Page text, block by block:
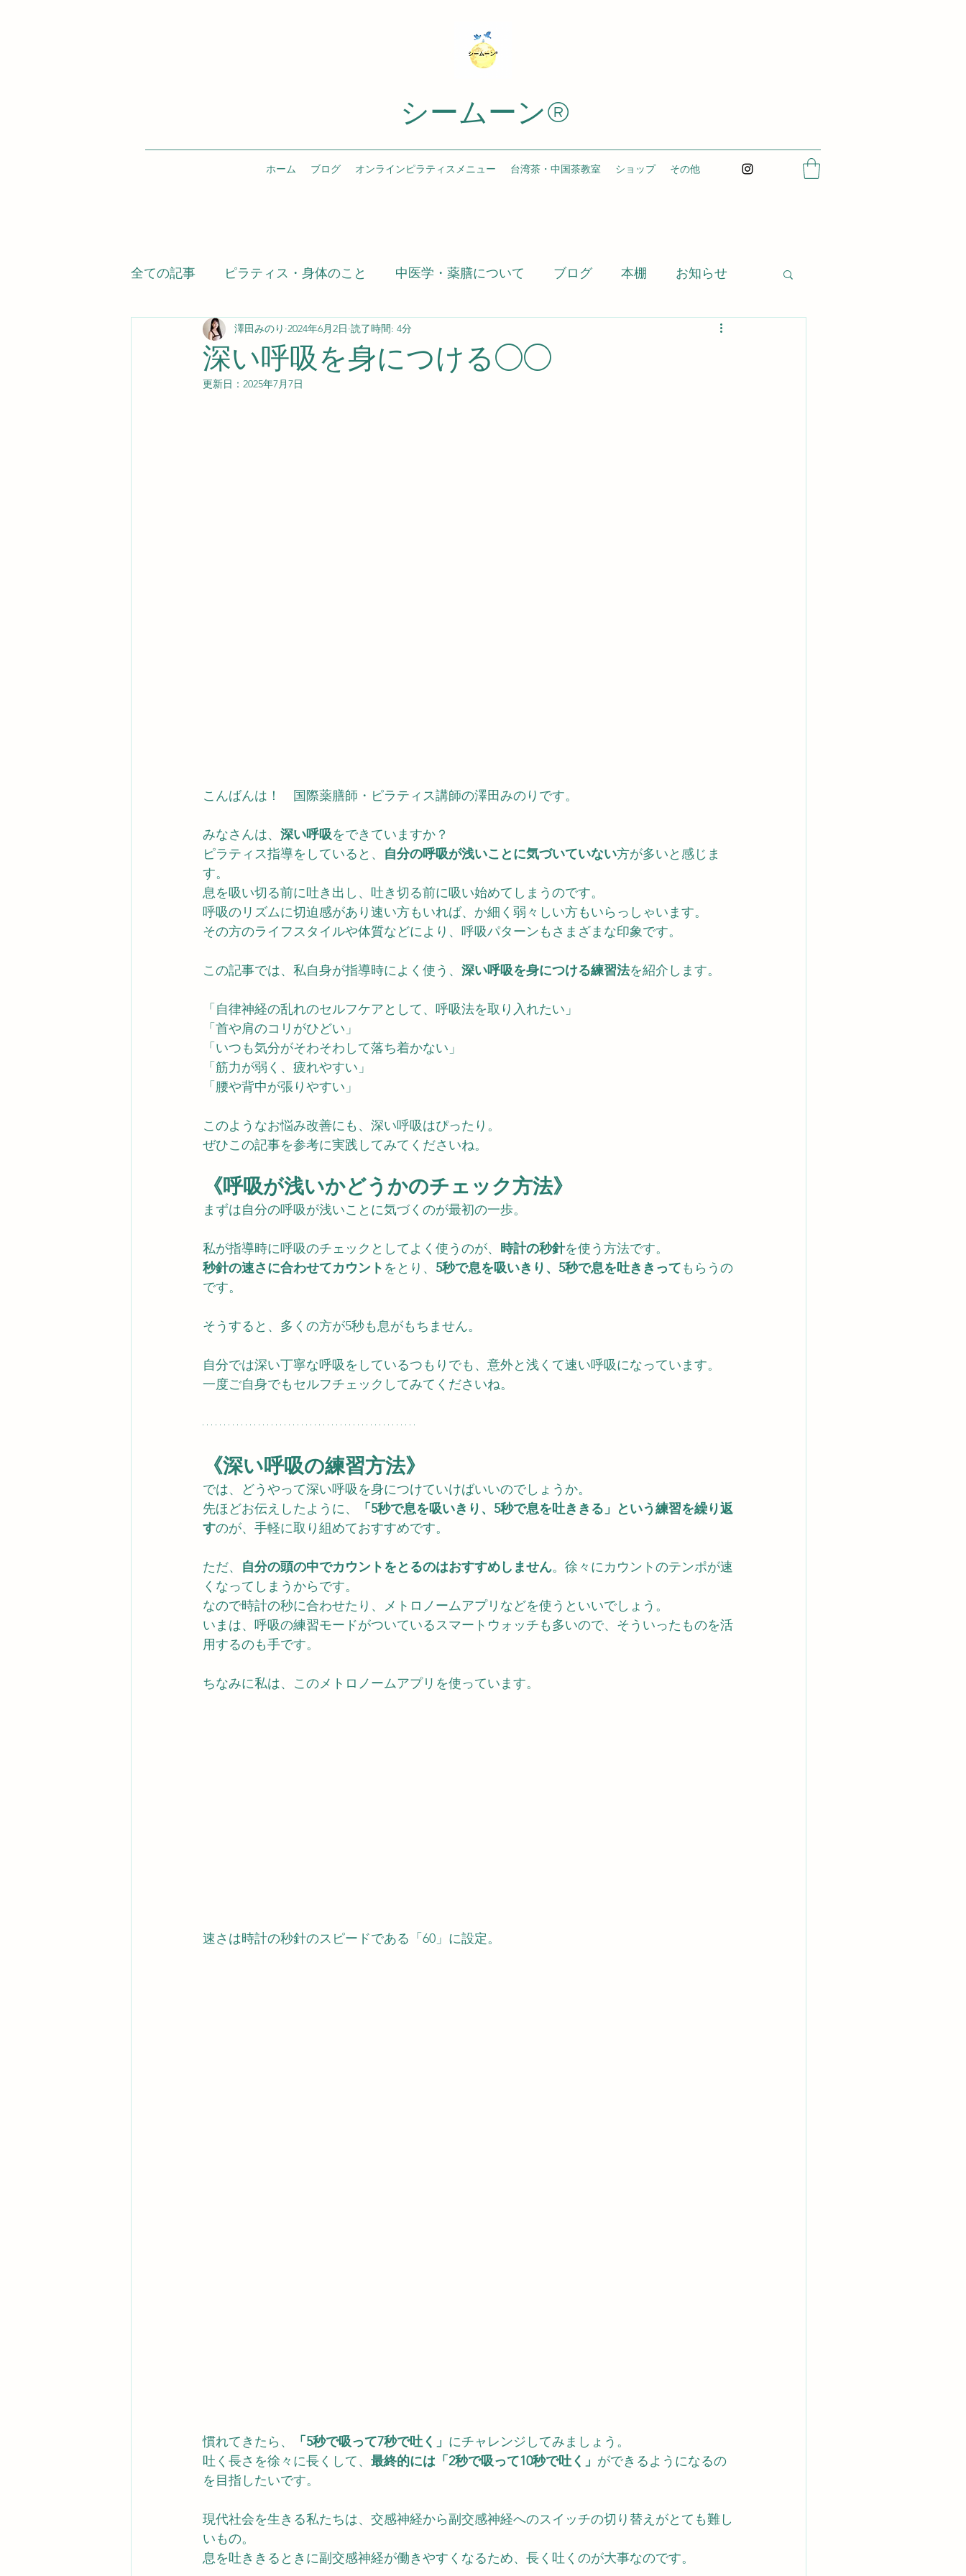
シームーン®️
ホーム ブログ オンラインピラティスメニュー 台湾茶・中国茶教室 ショップ その他
全ての記事 ピラティス・身体のこと 中医学・薬膳について ブログ 本棚 お知らせ
深い呼吸を身につける◯◯
澤田みのり 2024年6月2日 読了時間: 4分
更新日： 2025年7月7日
こんばんは！　国際薬膳師・ピラティス講師の澤田みのりです。
みなさんは、 深い呼吸をできていますか？
ピラティス指導をしていると、 自分の呼吸が浅いことに気づいていない方が多いと感じま
す。
息を吸い切る前に吐き出し、吐き切る前に吸い始めてしまうのです。
呼吸のリズムに切迫感があり速い方もいれば、か細く弱々しい方もいらっしゃいます。
その方のライフスタイルや体質などにより、呼吸パターンもさまざまな印象です。
この記事では、私自身が指導時によく使う、 深い呼吸を身につける練習法を紹介します。
「自律神経の乱れのセルフケアとして、呼吸法を取り入れたい」
「首や肩のコリがひどい」
「いつも気分がそわそわして落ち着かない」
「筋力が弱く、疲れやすい」
「腰や背中が張りやすい」
このようなお悩み改善にも、深い呼吸はぴったり。
ぜひこの記事を参考に実践してみてくださいね。
《呼吸が浅いかどうかのチェック方法》
まずは自分の呼吸が浅いことに気づくのが最初の一歩。
私が指導時に呼吸のチェックとしてよく使うのが、 時計の秒針を使う方法です。
秒針の速さに合わせてカウント をとり、 5秒で息を吸いきり、5秒で息を吐ききってもらうの
です。
そうすると、多くの方が5秒も息がもちません。
自分では深い丁寧な呼吸をしているつもりでも、意外と浅くて速い呼吸になっています。
一度ご自身でもセルフチェックしてみてくださいね。
《深い呼吸の練習方法》
では、どうやって深い呼吸を身につけていけばいいのでしょうか。
先ほどお伝えしたように、
「5秒で息を吸いきり、5秒で息を吐ききる」という練習を繰り返
すのが、手軽に取り組めておすすめです。
ただ、 自分の頭の中でカウントをとるのはおすすめしません。徐々にカウントのテンポが速
くなってしまうからです。
なので時計の秒に合わせたり、メトロノームアプリなどを使うといいでしょう。
いまは、呼吸の練習モードがついているスマートウォッチも多いので、そういったものを活
用するのも手です。
ちなみに私は、このメトロノームアプリを使っています。
速さは時計の秒針のスピードである「60」に設定。
慣れてきたら、 「5秒で吸って7秒で吐く」 にチャレンジしてみましょう。
吐く長さを徐々に長くして、 最終的には「2秒で吸って10秒で吐く」 ができるようになるの
を目指したいです。
現代社会を生きる私たちは、交感神経から副交感神経へのスイッチの切り替えがとても難し
いもの。
息を吐ききるときに副交感神経が働きやすくなるため、長く吐くのが大事なのです。